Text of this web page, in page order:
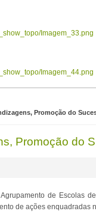
Imagem_33.png
Imagem_44.png
Promoção do
Promoção do
de Escolas
de ações